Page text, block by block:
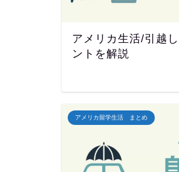
アメリカ生活/引越
ントを解説
アメリカ留学生活 まとめ